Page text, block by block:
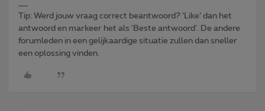
Tip: Werd jouw vraag correct beantwoord? ‘Like’ dan het
antwoord en markeer het als 'Beste antwoord'. De andere
forumleden in een gelijkaardige situatie zullen dan sneller
een oplossing vinden.